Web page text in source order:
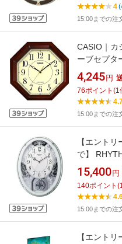
4
15:00までの注
CASIO｜カ
ーブセプタ
動受信機能
4,245 円
76ポイント (1
15:00までの注
【エント
で】
ールドプラ
受信機能有]
15,400 円
140ポイント (
15:00までの注
【エント